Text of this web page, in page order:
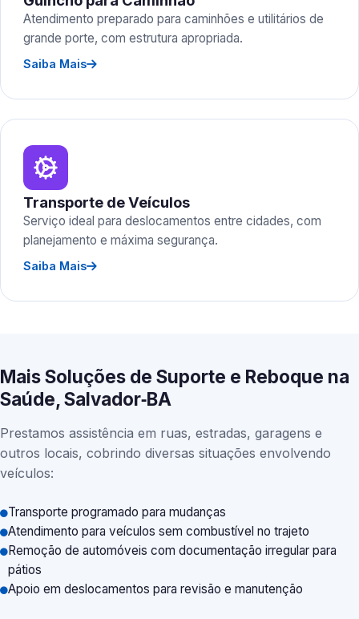
Atendimento preparado para caminhões e utilitários de
grande porte, com estrutura apropriada.
Saiba Mais
Transporte de Veículos
Serviço ideal para deslocamentos entre cidades, com
planejamento e máxima segurança.
Saiba Mais
Mais Soluções de Suporte e Reboque na
Saúde, Salvador‑BA
Prestamos assistência em ruas, estradas, garagens e
outros locais, cobrindo diversas situações envolvendo
veículos:
Transporte programado para mudanças
Atendimento para veículos sem combustível no trajeto
Remoção de automóveis com documentação irregular para
pátios
Apoio em deslocamentos para revisão e manutenção